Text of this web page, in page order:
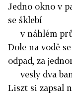
Jedno okno v
se šklebí
v náhlém
Dole na vodě
odpad, za
vesly dva
Liszt si zapsal